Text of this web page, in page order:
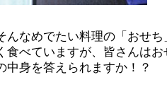
んなめでたい料理の「おせち
食べていますが、皆さんは
中身を答えられますか！？